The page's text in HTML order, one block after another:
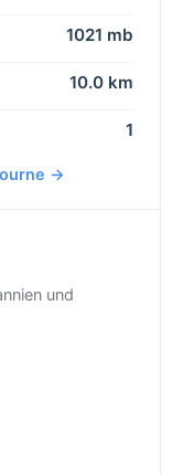
1021 mb
10.0 km
1
→
und